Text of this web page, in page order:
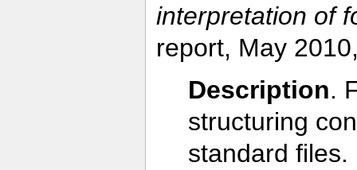
interpretation of
report, May
Description.
structuring
standard